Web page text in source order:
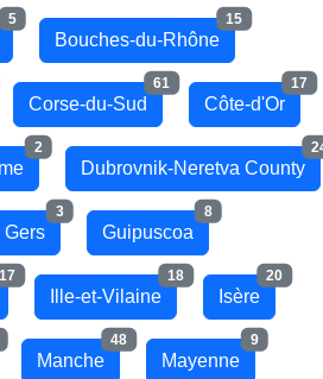
5
Bouches-du-Rhône
15
Corse-du-Sud
61
Côte-d'Or
17
2
Dubrovnik-Neretva County
Gers
3
Guipuscoa
8
17
Ille-et-Vilaine
18
Isère
20
Manche
48
Mayenne
9